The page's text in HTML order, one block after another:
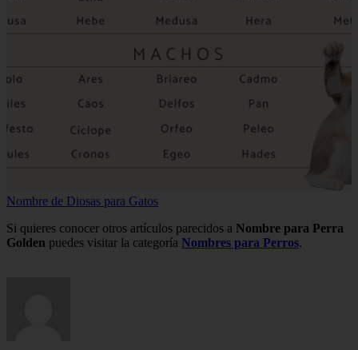
Nombre de Diosas para Gatos
Si quieres conocer otros artículos parecidos a Nombre para Perra
Golden puedes visitar la categoría Nombres para Perros.